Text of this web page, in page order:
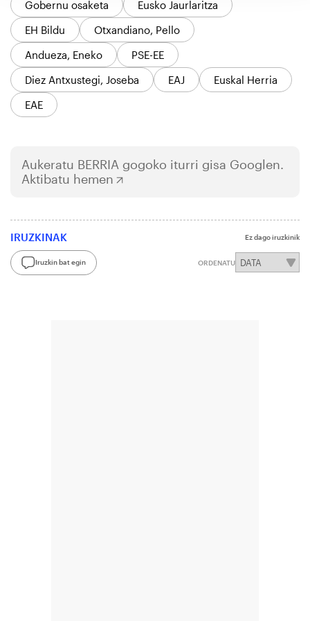
Gobernu osaketa
Eusko Jaurlaritza
EH Bildu
Otxandiano, Pello
Andueza, Eneko
PSE-EE
Diez Antxustegi, Joseba
EAJ
Euskal Herria
EAE
Aukeratu BERRIA gogoko iturri gisa Googlen.
Aktibatu hemen
IRUZKINAK Ez dago iruzkinik
Iruzkin bat egin ORDENATU